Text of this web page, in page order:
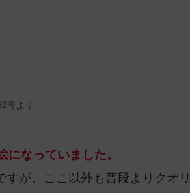
号より
なっていました。
が、ここ以外も普段よりクオ